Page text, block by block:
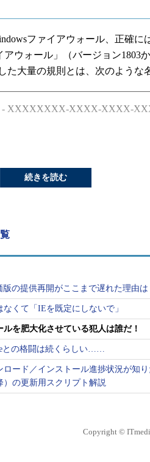
ファイアウォール、正確に
ウォール」（バージョン1803か
た大量の規則とは、次のような
- XXXXXXXX-XXXX-XXXX-
は共通ですが、他のペアとは異
よびUDPポート53の受信方向
たりません（
続きを読む
版の提供再開がここまで遅れた理由は
なくて「IEを既定にしないで」
を肥大化させている犯人は誰だ！
との格闘は続くらしい……
ロード／インストール進捗状況が知
）の更新用スクリプト解説
Copyright ©